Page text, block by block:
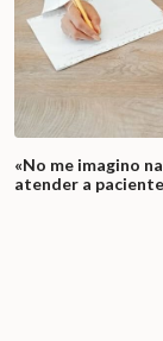
«No me imagino
atender a